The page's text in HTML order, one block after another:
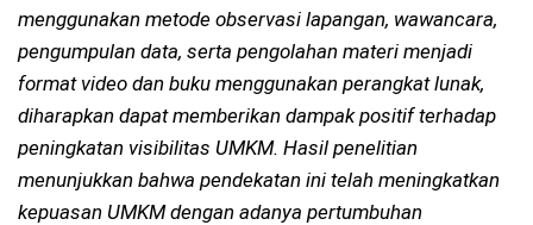
menggunakan metode observasi lapangan, wawancara,
pengumpulan data, serta pengolahan materi menjadi
format video dan buku menggunakan perangkat lunak,
diharapkan dapat memberikan dampak positif terhadap
peningkatan visibilitas UMKM. Hasil penelitian
menunjukkan bahwa pendekatan ini telah meningkatkan
kepuasan UMKM dengan adanya pertumbuhan